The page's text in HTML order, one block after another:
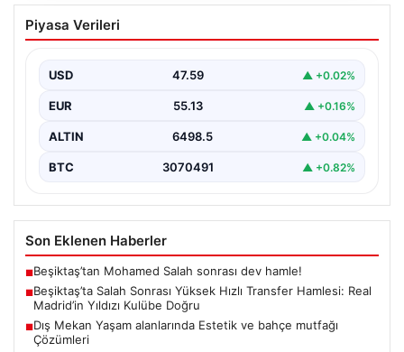
Beşiktaş’ta Salah Sonrası Yüksek Hızlı
Transfer Hamlesi: Real Madrid’in Yıldızı
Yeni sezon öncesinde güçlü bir kadro kurma
transferinden olumsuz…
Piyasa Verileri
USD 47.59 ▲ +0.02%
EUR 55.13 ▲ +0.16%
ALTIN 6498.5 ▲ +0.04%
BTC 3070491 ▲ +0.82%
Son Eklenen Haberler
■Beşiktaş’tan Mohamed Salah sonrası dev hamle!
■Beşiktaş’ta Salah Sonrası Yüksek Hızlı Transfer Hamlesi: Real
Madrid’in Yıldızı Kulübe Doğru
■Dış Mekan Yaşam alanlarında Estetik ve bahçe mutfağı
Çözümleri